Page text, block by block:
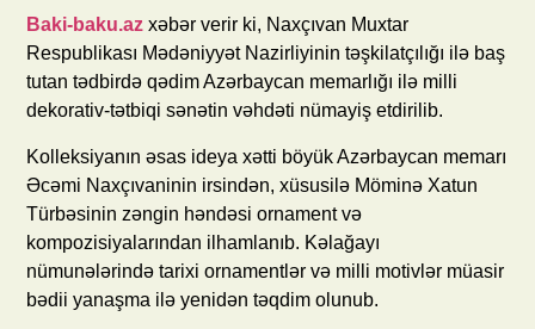
Baki-baku.az xəbər verir ki, Naxçıvan Muxtar
Respublikası Mədəniyyət Nazirliyinin təşkilatçılığı ilə baş
tutan tədbirdə qədim Azərbaycan memarlığı ilə milli
dekorativ-tətbiqi sənətin vəhdəti nümayiş etdirilib.
Kolleksiyanın əsas ideya xətti böyük Azərbaycan memarı
Əcəmi Naxçıvaninin irsindən, xüsusilə Möminə Xatun
Türbəsinin zəngin həndəsi ornament və
kompozisiyalarından ilhamlanıb. Kəlağayı
nümunələrində tarixi ornamentlər və milli motivlər müasir
bədii yanaşma ilə yenidən təqdim olunub.